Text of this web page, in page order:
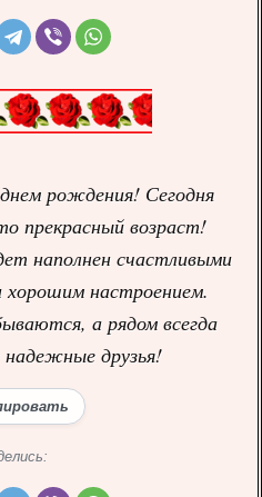
рождения! Сегодня
прекрасный возраст!
наполнен счастливыми
настроением.
а рядом всегда
друзья!